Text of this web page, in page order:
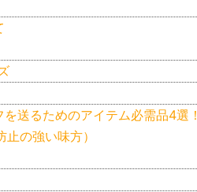
送るためのアイテム必需品4選！
の強い味方）